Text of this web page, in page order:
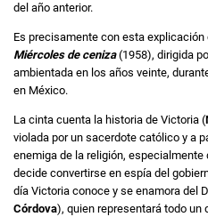
del año anterior.
Es precisamente con esta
Miércoles de ceniza(1958), dirigida
ambientada en los años veinte,
en México.
La cinta cuenta la historia de Victoria (
violada por un sacerdote católico y a
enemiga de la religión,
decide convertirse en espía del
día Victoria conoce y se enamora del
Córdova), quien representará todo un